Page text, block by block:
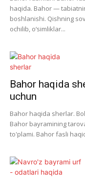
haqida. Bahor —
boshlanishi. Qishning
ochilib, o‘simliklar...
Bahor haqida
uchun
Bahor haqida sherlar.
Bahor bayramining
to'plami. Bahor fasli